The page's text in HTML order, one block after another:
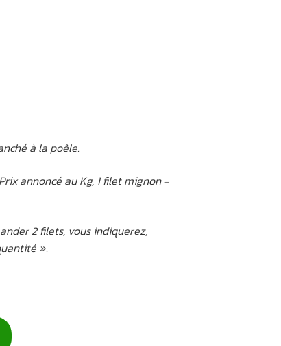
à la poêle.
annoncé au Kg, 1 filet mignon =
2 filets, vous indiquerez,
».